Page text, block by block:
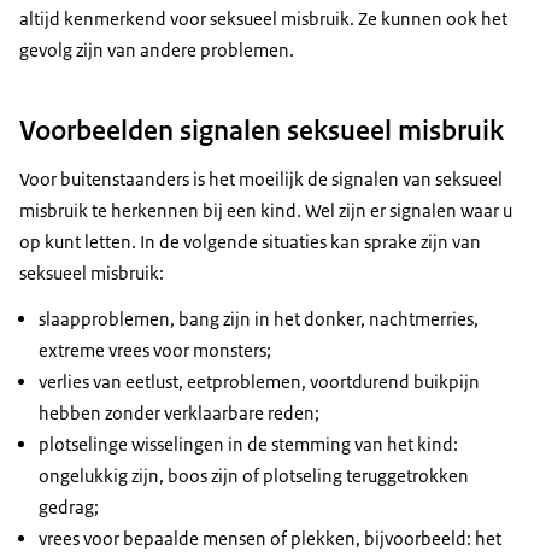
altijd kenmerkend voor seksueel misbruik. Ze kunnen ook het
gevolg zijn van andere problemen.
Voorbeelden signalen seksueel misbruik
Voor buitenstaanders is het moeilijk de signalen van seksueel
misbruik te herkennen bij een kind. Wel zijn er signalen waar u
op kunt letten. In de volgende situaties kan sprake zijn van
seksueel misbruik:
slaapproblemen, bang zijn in het donker, nachtmerries,
extreme vrees voor monsters;
verlies van eetlust, eetproblemen, voortdurend buikpijn
hebben zonder verklaarbare reden;
plotselinge wisselingen in de stemming van het kind:
ongelukkig zijn, boos zijn of plotseling teruggetrokken
gedrag;
vrees voor bepaalde mensen of plekken, bijvoorbeeld: het